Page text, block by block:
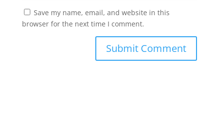
Save my name, email, and website in this
browser for the next time I comment.